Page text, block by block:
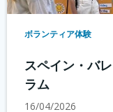
ボランティア体験
スペイン・バ
ラム
16/04/2026